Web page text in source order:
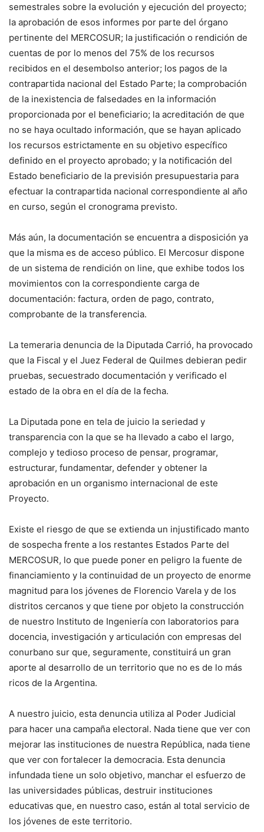
semestrales sobre la evolución y ejecución del proyecto;
la aprobación de esos informes por parte del órgano
pertinente del MERCOSUR; la justificación o rendición de
cuentas de por lo menos del 75% de los recursos
recibidos en el desembolso anterior; los pagos de la
contrapartida nacional del Estado Parte; la comprobación
de la inexistencia de falsedades en la información
proporcionada por el beneficiario; la acreditación de que
no se haya ocultado información, que se hayan aplicado
los recursos estrictamente en su objetivo específico
definido en el proyecto aprobado; y la notificación del
Estado beneficiario de la previsión presupuestaria para
efectuar la contrapartida nacional correspondiente al año
en curso, según el cronograma previsto.
Más aún, la documentación se encuentra a disposición ya
que la misma es de acceso público. El Mercosur dispone
de un sistema de rendición on line, que exhibe todos los
movimientos con la correspondiente carga de
documentación: factura, orden de pago, contrato,
comprobante de la transferencia.
La temeraria denuncia de la Diputada Carrió, ha provocado
que la Fiscal y el Juez Federal de Quilmes debieran pedir
pruebas, secuestrado documentación y verificado el
estado de la obra en el día de la fecha.
La Diputada pone en tela de juicio la seriedad y
transparencia con la que se ha llevado a cabo el largo,
complejo y tedioso proceso de pensar, programar,
estructurar, fundamentar, defender y obtener la
aprobación en un organismo internacional de este
Proyecto.
Existe el riesgo de que se extienda un injustificado manto
de sospecha frente a los restantes Estados Parte del
MERCOSUR, lo que puede poner en peligro la fuente de
financiamiento y la continuidad de un proyecto de enorme
magnitud para los jóvenes de Florencio Varela y de los
distritos cercanos y que tiene por objeto la construcción
de nuestro Instituto de Ingeniería con laboratorios para
docencia, investigación y articulación con empresas del
conurbano sur que, seguramente, constituirá un gran
aporte al desarrollo de un territorio que no es de lo más
ricos de la Argentina.
A nuestro juicio, esta denuncia utiliza al Poder Judicial
para hacer una campaña electoral. Nada tiene que ver con
mejorar las instituciones de nuestra República, nada tiene
que ver con fortalecer la democracia. Esta denuncia
infundada tiene un solo objetivo, manchar el esfuerzo de
las universidades públicas, destruir instituciones
educativas que, en nuestro caso, están al total servicio de
los jóvenes de este territorio.